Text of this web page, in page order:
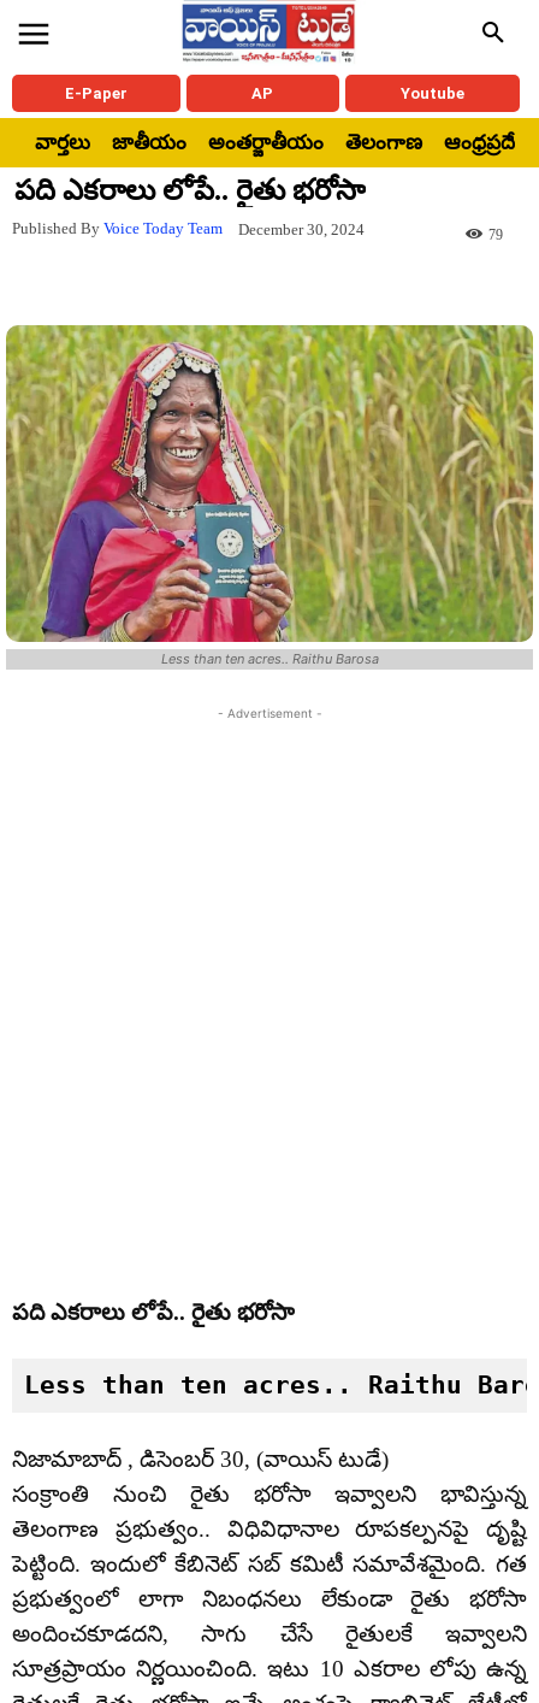
E-Paper AP Youtube
వార్తలు జాతీయం అంతర్జాతీయం తెలంగాణ ఆంధ్రప్రదేశ్
పది ఎకరాలు లోపే.. రైతు భరోసా
Published By Voice Today Team December 30, 2024 79
Less than ten acres.. Raithu Barosa
- Advertisement -
పది ఎకరాలు లోపే.. రైతు భరోసా
Less than ten acres.. Raithu
నిజామాబాద్ , డిసెంబర్ 30, (వాయిస్ టుడే)
సంక్రాంతి నుంచి రైతు భరోసా ఇవ్వాలని భావిస్తున్న
తెలంగాణ ప్రభుత్వం.. విధివిధానాల రూపకల్పనపై దృష్టి
పెట్టింది. ఇందులో కేబినెట్ సబ్ కమిటీ సమావేశమైంది. గత
ప్రభుత్వంలో లాగా నిబంధనలు లేకుండా రైతు భరోసా
అందించకూడదని, సాగు చేసే రైతులకే ఇవ్వాలని
సూత్రప్రాయం నిర్ణయించింది. ఇటు 10 ఎకరాల లోపు ఉన్న